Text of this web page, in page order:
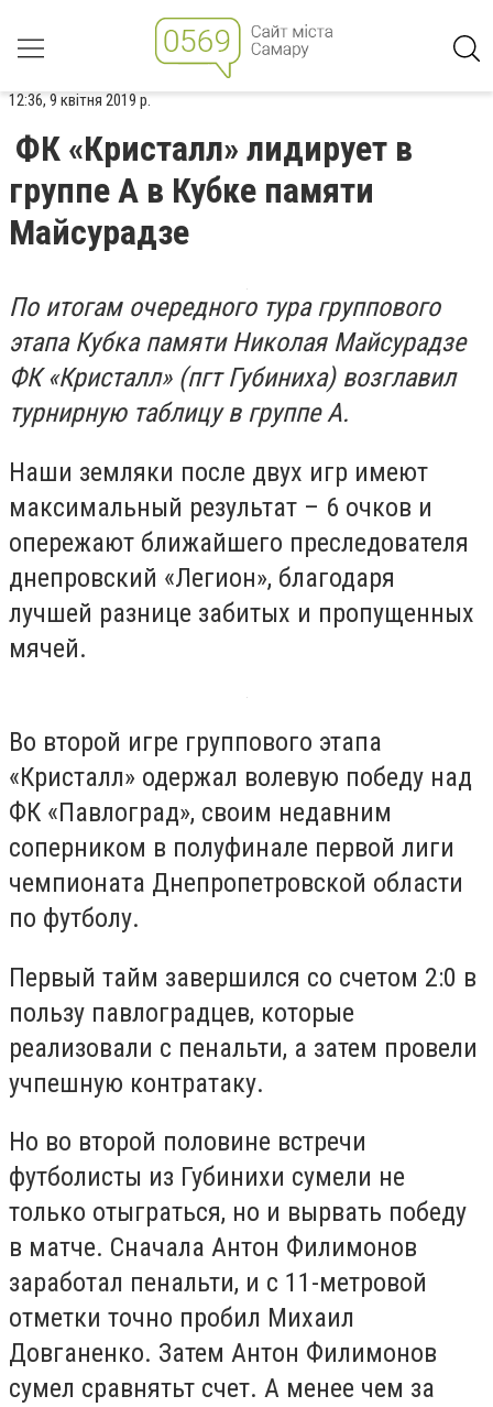
12:36, 9 квітня 2019 р.
ФК «Кристалл» лидирует в
группе А в Кубке памяти
Майсурадзе
По итогам очередного тура группового
этапа Кубка памяти Николая Майсурадзе
ФК «Кристалл» (пгт Губиниха) возглавил
турнирную таблицу в группе А.
Наши земляки после двух игр имеют
максимальный результат – 6 очков и
опережают ближайшего преследователя
днепровский «Легион», благодаря
лучшей разнице забитых и пропущенных
мячей.
Во второй игре группового этапа
«Кристалл» одержал волевую победу над
ФК «Павлоград», своим недавним
соперником в полуфинале первой лиги
чемпионата Днепропетровской области
по футболу.
Первый тайм завершился со счетом 2:0 в
пользу павлоградцев, которые
реализовали с пенальти, а затем провели
учпешную контратаку.
Но во второй половине встречи
футболисты из Губинихи сумели не
только отыграться, но и вырвать победу
в матче. Сначала Антон Филимонов
заработал пенальти, и с 11-метровой
отметки точно пробил Михаил
Довганенко. Затем Антон Филимонов
сумел сравнятьт счет. А менее чем за